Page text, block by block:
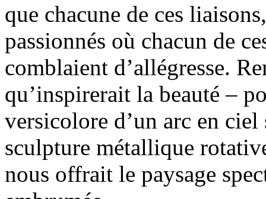
que chacune de ces
passionnés où chacun de
comblaient d’allégresse.
qu’inspirerait la beauté –
versicolore d’un arc en
sculpture métallique
nous offrait le paysage